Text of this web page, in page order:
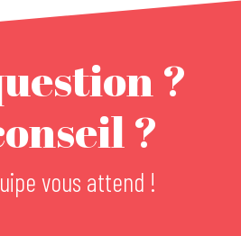
?
?
vous attend !